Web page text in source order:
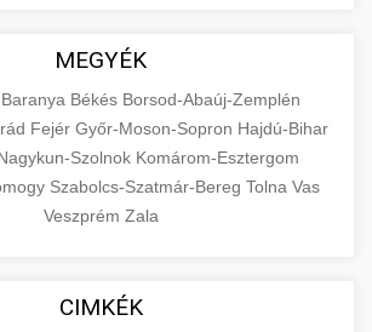
MEGYÉK
Baranya Békés Borsod-Abaúj-Zemplén
Fejér Győr-Moson-Sopron Hajdú-Bihar
Szolnok Komárom-Esztergom
Szabolcs-Szatmár-Bereg Tolna Vas
Veszprém Zala
CIMKÉK